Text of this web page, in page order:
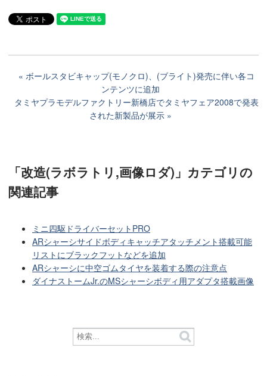
ボールスタビキャップ(モノクロ)、(ブライト)発売に伴い各コ
ンテンツに追加
タミヤプラモデルファクトリー新橋店でタミヤフェア2008で発表
された新製品が展示
「改造(ラボラトリ,画像ロダ)」カテゴリの
関連記事
ミニ四駆ドライバーセットPRO
ARシャーシサイドボディキャッチアタッチメント搭載可能
リストにブラックフットなどを追加
ARシャーシに中空ゴムタイヤを装着する際の注意点
ダイナストームJr.のMSシャーシボディ用アダプタ搭載画像